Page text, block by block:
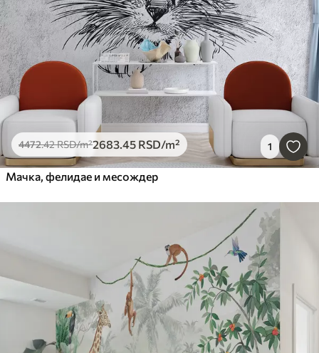
4472.42RSD/m²2683.45 RSD/m² 1
Мачка, фелидае и месождер